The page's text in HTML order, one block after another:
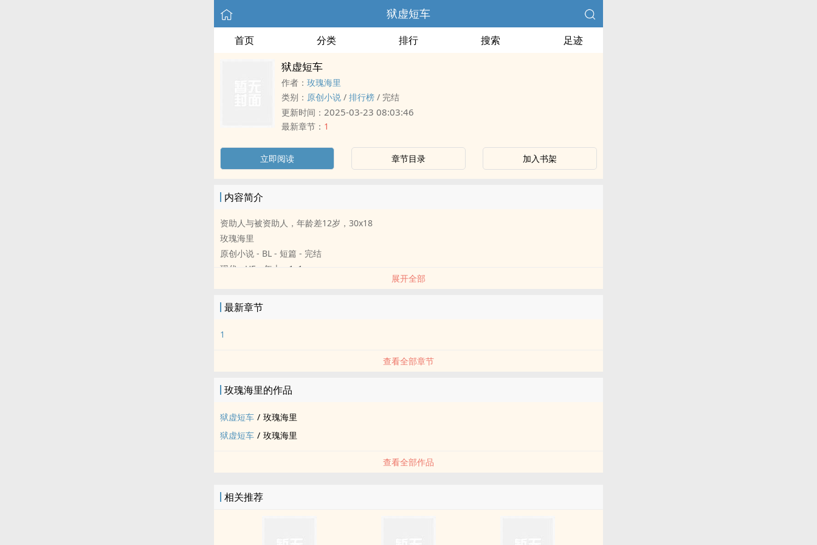
狱虚短车
首页 分类 排行 搜索 足迹
狱虚短车
作者： 玫瑰海里
类别： 原创小说 / 排行榜 / 完结
更新时间： 2025-03-23 08:03:46
最新章节： 1
立即阅读 章节目录 加入书架
内容简介
资助人与被资助人，年龄差12岁，30x18
玫瑰海里
原创小说 - BL - 短篇 - 完结
现代 - HE - 年上 - ‎‍1‍‎‍v‎‍‍1‌
展开全部
最新章节
1
查看全部章节
玫瑰海里的作品
狱虚短车 / 玫瑰海里
狱虚短车 / 玫瑰海里
查看全部作品
相关推荐